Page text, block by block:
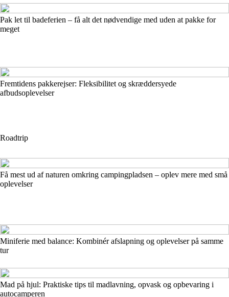
Pak let til badeferien – få alt det nødvendige med uden at pakke for
meget
Fremtidens pakkerejser: Fleksibilitet og skræddersyede
afbudsoplevelser
Roadtrip
Få mest ud af naturen omkring campingpladsen – oplev mere med små
oplevelser
Miniferie med balance: Kombinér afslapning og oplevelser på samme
tur
Mad på hjul: Praktiske tips til madlavning, opvask og opbevaring i
autocamperen